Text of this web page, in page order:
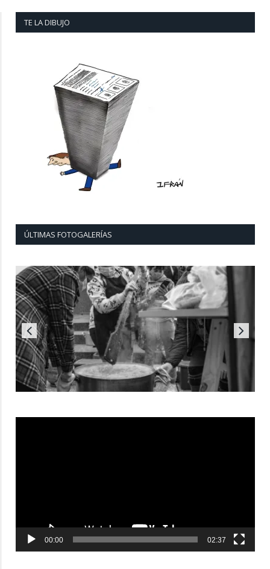
TE LA DIBUJO
ÚLTIMAS FOTOGALERÍAS
00:00 02:37